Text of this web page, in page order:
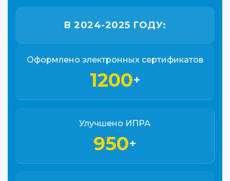
В 2024-2025 ГОДУ:
Оформлено электронных сертификатов
1200+
Улучшено ИПРА
950+